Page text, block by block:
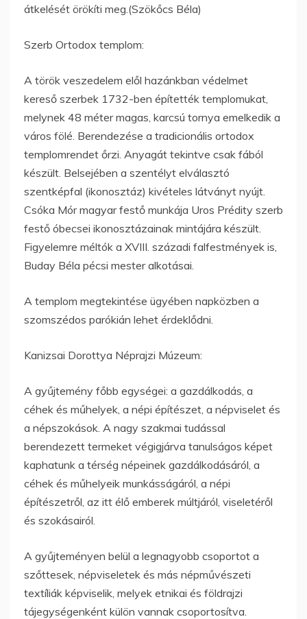
átkelését örökíti meg.(Szökőcs Béla)
Szerb Ortodox templom:
A török veszedelem elől hazánkban védelmet
kereső szerbek 1732-ben építették templomukat,
melynek 48 méter magas, karcsú tornya emelkedik a
város fölé. Berendezése a tradicionális ortodox
templomrendet őrzi. Anyagát tekintve csak fából
készült. Belsejében a szentélyt elválasztó
szentképfal (ikonosztáz) kivételes látványt nyújt.
Csóka Mór magyar festő munkája Uros Prédity szerb
festő óbecsei ikonosztázainak mintájára készült.
Figyelemre méltók a XVIII. századi falfestmények is,
Buday Béla pécsi mester alkotásai.
A templom megtekintése ügyében napközben a
szomszédos parókián lehet érdeklődni.
Kanizsai Dorottya Néprajzi Múzeum:
A gyűjtemény főbb egységei: a gazdálkodás, a
céhek és műhelyek, a népi építészet, a népviselet és
a népszokások. A nagy szakmai tudással
berendezett termeket végigjárva tanulságos képet
kaphatunk a térség népeinek gazdálkodásáról, a
céhek és műhelyeik munkásságáról, a népi
építészetről, az itt élő emberek múltjáról, viseletéről
és szokásairól.
A gyűjteményen belül a legnagyobb csoportot a
szőttesek, népviseletek és más népművészeti
textíliák képviselik, melyek etnikai és földrajzi
tájegységenként külön vannak csoportosítva.